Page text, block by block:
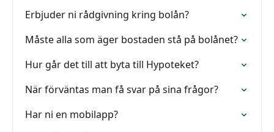
Erbjuder ni rådgivning kring bolån?
Måste alla som äger bostaden stå på bolånet?
Hur går det till att byta till Hypoteket?
När förväntas man få svar på sina frågor?
Har ni en mobilapp?